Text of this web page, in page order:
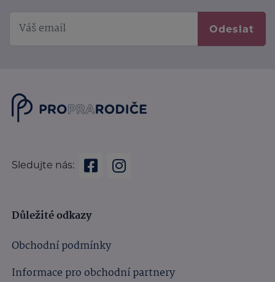
Odeslat
Sledujte nás:
Důležité odkazy
Obchodní podmínky
Informace pro obchodní partnery